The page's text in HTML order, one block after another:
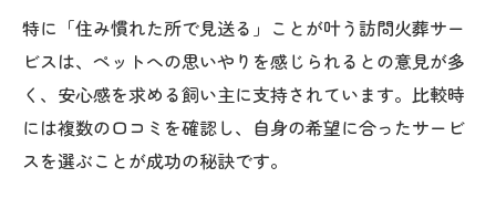
ト
ペット火葬 神奈川県で失敗しないための対
策
口コミから学ぶトラブル防止の注意点
24時間対応サービス利用時の落とし穴と対
特に「住み慣れた所で見送る」ことが叶う訪問火葬サー
ビスは、ペットへの思いやりを感じられるとの意見が多
く、安心感を求める飼い主に支持されています。比較時
には複数の口コミを確認し、自身の希望に合ったサービ
スを選ぶことが成功の秘訣です。